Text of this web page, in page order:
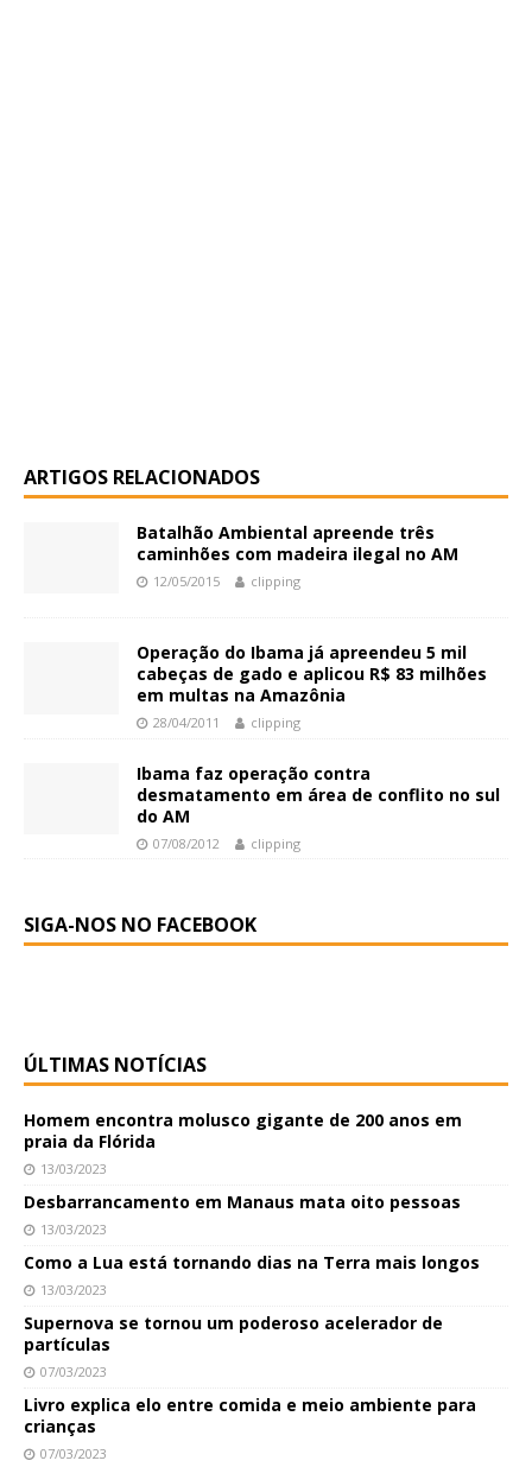
ARTIGOS RELACIONADOS
Batalhão Ambiental apreende três
caminhões com madeira ilegal no AM
12/05/2015 clipping
Operação do Ibama já apreendeu 5 mil
cabeças de gado e aplicou R$ 83 milhões
em multas na Amazônia
28/04/2011 clipping
Ibama faz operação contra
desmatamento em área de conflito no sul
do AM
07/08/2012 clipping
SIGA-NOS NO FACEBOOK
ÚLTIMAS NOTÍCIAS
Homem encontra molusco gigante de 200 anos em
praia da Flórida
13/03/2023
Desbarrancamento em Manaus mata oito pessoas
13/03/2023
Como a Lua está tornando dias na Terra mais longos
13/03/2023
Supernova se tornou um poderoso acelerador de
partículas
07/03/2023
Livro explica elo entre comida e meio ambiente para
crianças
07/03/2023